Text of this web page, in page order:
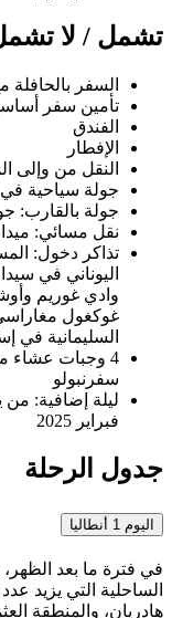
تشمل / لا
السفر بالحافلة
تأمين سفر
الفندق
الإفطار
النقل من وإلى
جولة سياحية في
جولة بالقارب:
نقل مسائي:
تذاكر دخول:
اليوناني في
وادي غوريم
غوكغول
السليمانية في
4 وجبات عشاء
سفرنبولو
فبراير 2025
جدول الرحلة
اليوم 1 أنطاليا
في فترة ما بعد الظهر،
الساحلية التي يزيد
هادريان، والمنطقة